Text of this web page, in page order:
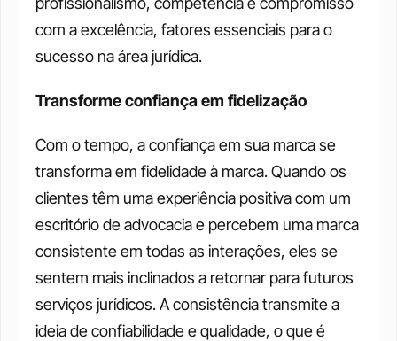
com a excelência, fatores essenciais para o
sucesso na área jurídica.
Transforme confiança em fidelização
Com o tempo, a confiança em sua marca se
transforma em fidelidade à marca. Quando os
clientes têm uma experiência positiva com um
escritório de advocacia e percebem uma marca
consistente em todas as interações, eles se
sentem mais inclinados a retornar para futuros
serviços jurídicos. A consistência transmite a
ideia de confiabilidade e qualidade, o que é